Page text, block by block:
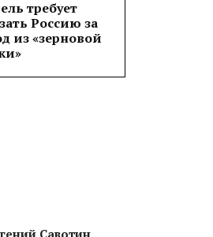
требует
Россию за
из «зерновой
Савотин